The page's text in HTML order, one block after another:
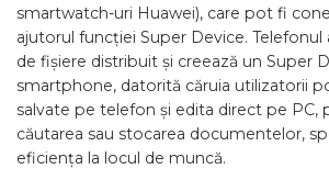
smartwatch-uri Huawei), care pot fi
ajutorul funcției Super Device.
de fișiere distribuit și creează un Super
smartphone, datorită căruia utilizatorii
salvate pe telefon și edita direct pe PC,
căutarea sau stocarea documentelor,
eficiența la locul de muncă.